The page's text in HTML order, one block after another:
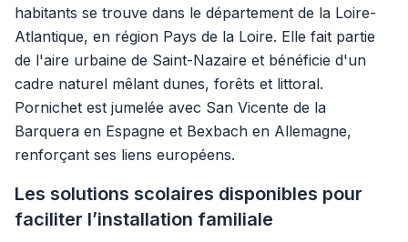
habitants se trouve dans le département de la Loire-
Atlantique, en région Pays de la Loire. Elle fait partie
de l'aire urbaine de Saint-Nazaire et bénéficie d'un
cadre naturel mêlant dunes, forêts et littoral.
Pornichet est jumelée avec San Vicente de la
Barquera en Espagne et Bexbach en Allemagne,
renforçant ses liens européens.
Les solutions scolaires disponibles pour
faciliter l’installation familiale